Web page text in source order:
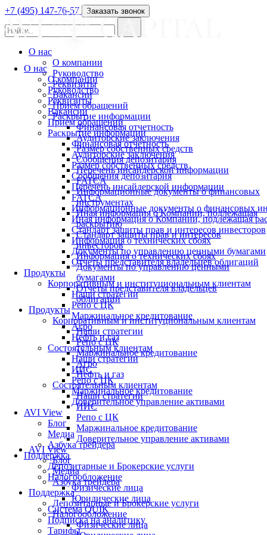
О нас
О компании
Руководство
Реквизиты
Вакансии
Прием обращений
Раскрытие информации
Финансовая отчетность
Аудиторские заключения
Размер собственных средств
Сообщения депозитария
Перечень инсайдерской информации
FATCA
Информационные документы о финансовых
Иная информация о Компании, подлежащая
Стандарт защиты прав и интересов инвесторов
Информация о технических сбоях
Документы по управлению ценными бумагами
Отчеты представителя владельцев облигаций
Продукты
Корпоративным и институциональным клиентам
Наши стратегии
Репо с ЦК
Маржинальное кредитование
Агро
Нефть и газ
Состоятельным клиентам
Наши стратегии
ИИС
Репо с ЦК
Маржинальное кредитование
Доверительное управление активами
AVI View
Блог
Медиа
Азбука трейдера
Поддержка
Депозитарные и Брокерские услуги
Налогообложение
Физические лица
Юридические лица
Система QUIK
Подписка на аналитику
Тарифы
+7 (495) 147-76-57 Заказать звонок
О нас
О компании
Руководство
Реквизиты
Вакансии
Прием обращений
Раскрытие информации
Финансовая отчетность
Аудиторские заключения
Размер собственных средств
Сообщения депозитария
Перечень инсайдерской информации
FATCA
Информационные документы о финансовых
инструментах
Иная информация о Компании, подлежащая
раскрытию
Стандарт защиты прав и интересов
инвесторов
Информация о технических сбоях
Документы по управлению ценными
бумагами
Отчеты представителя владельцев
облигаций
Продукты
Корпоративным и институциональным клиентам
Наши стратегии
Репо с ЦК
Маржинальное кредитование
Агро
Нефть и газ
Состоятельным клиентам
Наши стратегии
ИИС
Репо с ЦК
Маржинальное кредитование
Доверительное управление активами
AVI View
Блог
Медиа
Азбука трейдера
Поддержка
Депозитарные и Брокерские услуги
Налогообложение
Физические лица